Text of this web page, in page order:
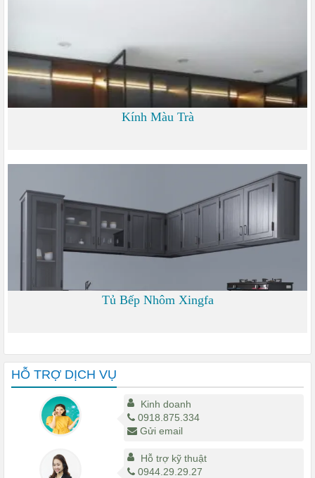
Kính Màu Trà
Tủ Bếp Nhôm Xingfa
0
HỖ TRỢ DỊCH VỤ
Kinh doanh
0918.875.334
Gửi email
Hỗ trợ kỹ thuật
0944.29.29.27